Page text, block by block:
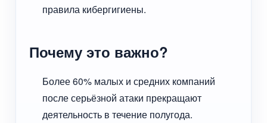
правила кибергигиены.
Почему это важно?
Более 60% малых и средних компаний
после серьёзной атаки прекращают
деятельность в течение полугода.